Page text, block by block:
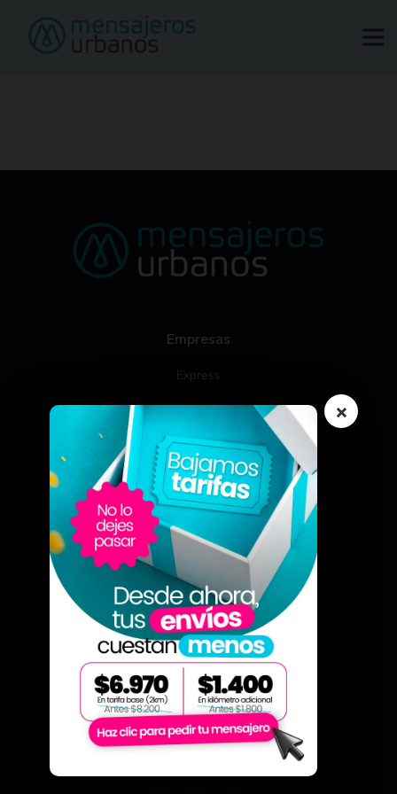
Solicitar mensajero
Empresas
Express
Conductores
Personas
Quienes somos
Sobre Nosotros
Trabaja con nosotros
Blog
Contacto
Atención y PQRS
Preguntas Frecuentes
×